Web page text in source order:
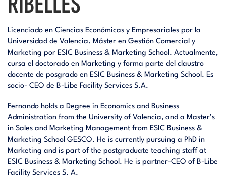
Licenciado en Ciencias Económicas y Empresariales por la
Universidad de Valencia. Máster en Gestión Comercial y
Marketing por ESIC Business & Marketing School. Actualmente,
cursa el doctorado en Marketing y forma parte del claustro
docente de posgrado en ESIC Business & Marketing School. Es
socio- CEO de B-Libe Facility Services S.A.
Fernando holds a Degree in Economics and Business
Administration from the University of Valencia, and a Master’s
in Sales and Marketing Management from ESIC Business &
Marketing School GESCO. He is currently pursuing a PhD in
Marketing and is part of the postgraduate teaching staff at
ESIC Business & Marketing School. He is partner-CEO of B-Libe
Facility Services S. A.